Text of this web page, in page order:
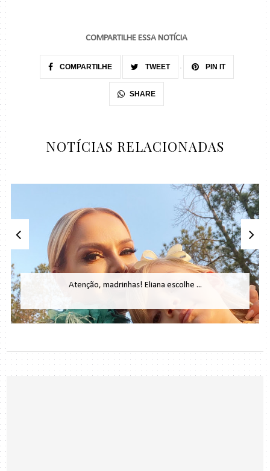
COMPARTILHE ESSA NOTÍCIA
COMPARTILHE TWEET PIN IT
SHARE
NOTÍCIAS RELACIONADAS
Atenção, madrinhas! Eliana escolhe ...